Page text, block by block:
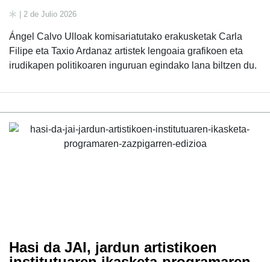
| 2 de Julio 2026
Ángel Calvo Ulloak komisariatutako erakusketak Carla
Filipe eta Taxio Ardanaz artistek lengoaia grafikoen eta
irudikapen politikoaren inguruan egindako lana biltzen du.
Hasi da JAI, jardun artistikoen